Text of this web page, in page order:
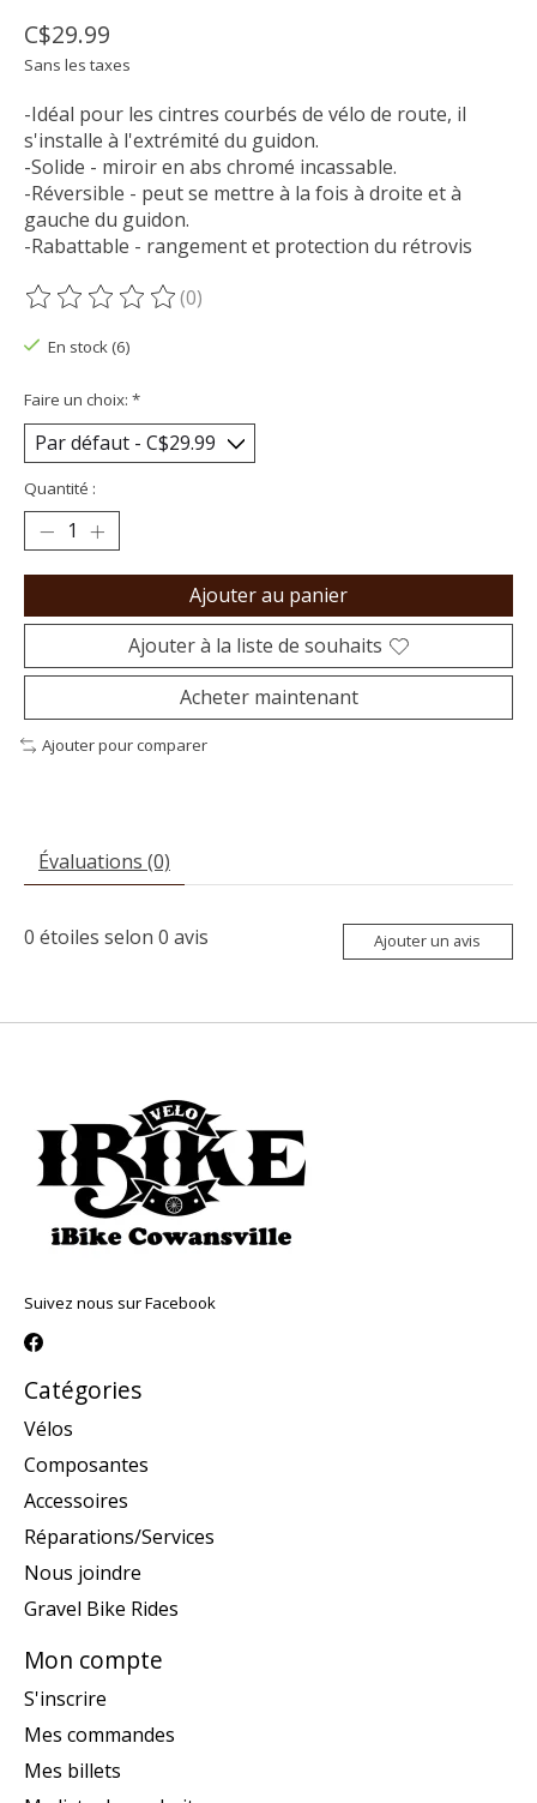
C$29.99
Sans les taxes
-Idéal pour les cintres courbés de vélo de route, il
s'installe à l'extrémité du guidon.
-Solide - miroir en abs chromé incassable.
-Réversible - peut se mettre à la fois à droite et à
gauche du guidon.
-Rabattable - rangement et protection du rétrovis
Ce produit est évalué à
(0)
En stock (6)
Faire un choix: *
Quantité :
Ajouter au panier
Ajouter à la liste de souhaits
Acheter maintenant
Ajouter pour comparer
Évaluations (0)
0 étoiles selon 0 avis Ajouter un avis
Suivez nous sur Facebook
Catégories
Vélos
Composantes
Accessoires
Réparations/Services
Nous joindre
Gravel Bike Rides
Mon compte
S'inscrire
Mes commandes
Mes billets